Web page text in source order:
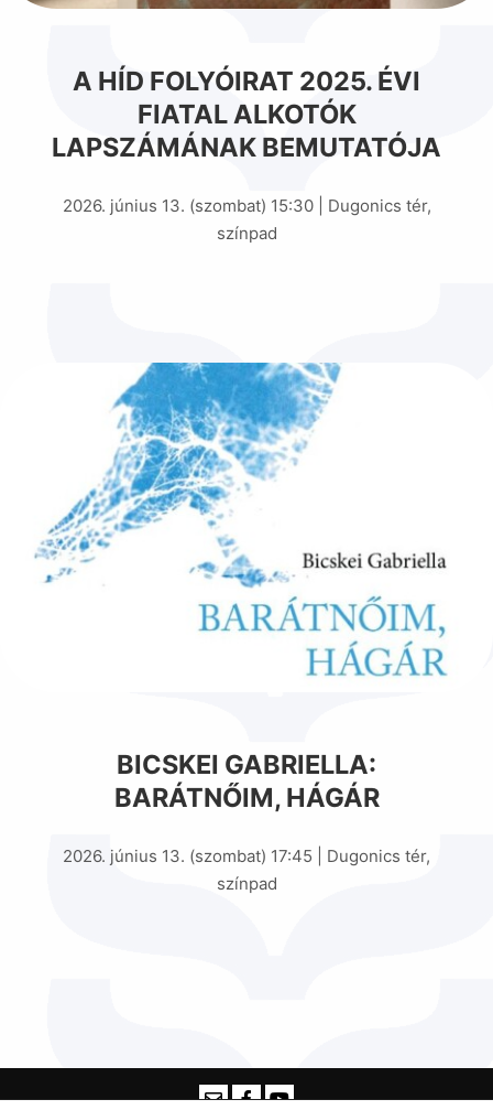
A HÍD FOLYÓIRAT 2025. ÉVI
FIATAL ALKOTÓK
LAPSZÁMÁNAK BEMUTATÓJA
2026. június 13. (szombat) 15:30 | Dugonics tér,
színpad
BICSKEI GABRIELLA:
BARÁTNŐIM, HÁGÁR
2026. június 13. (szombat) 17:45 | Dugonics tér,
színpad